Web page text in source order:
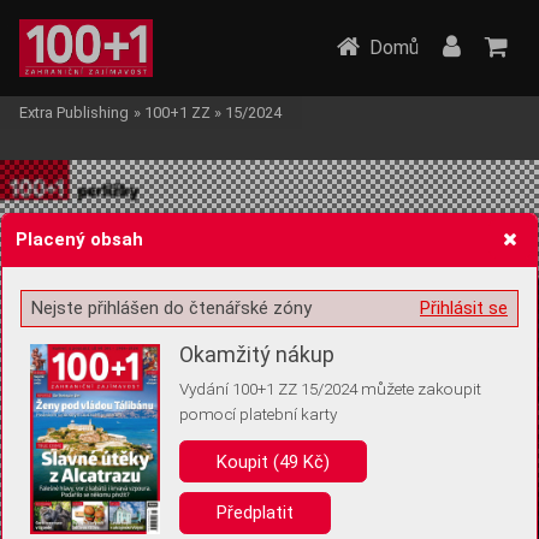
Žádost o souhlas s ukládáním volitelných informací
Pro základní fungování webu nepotřebujeme ukládat žádné informace
(tzv. cookies apod.). Rádi bychom vás ale požádali o souhlas s
uložením volitelných informací:
Anonymní unikátní ID
Domů
Extra Publishing » 100+1 ZZ » 15/2024
Placený obsah
Přihlásit se
Nejste přihlášen do čtenářské zóny
Okamžitý nákup
Vydání 100+1 ZZ 15/2024 můžete zakoupit
pomocí platební karty
Koupit (49 Kč)
Předplatit